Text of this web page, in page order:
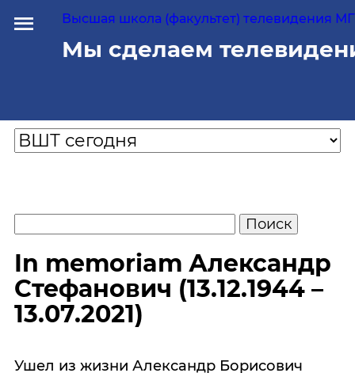
Высшая школа (факультет) телевидения
Мы сделаем
In memoriam Александр
Стефанович (13.12.1944 –
13.07.2021)
Ушел из жизни Александр Борисович